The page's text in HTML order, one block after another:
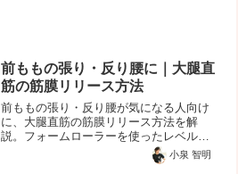
前ももの張り・反り腰に｜大腿直
筋の筋膜リリース方法
前ももの張り・反り腰が気になる人向け
に、大腿直筋の筋膜リリース方法を解
説。フォームローラーを使ったレベル別
のやり方や、痛い時の調整法、骨盤前傾
小泉 智明